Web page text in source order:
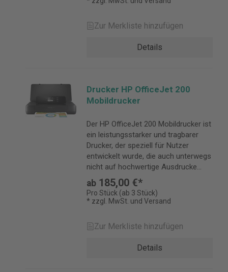
Zur Merkliste hinzufügen
Details
Drucker HP OfficeJet 200
Mobildrucker
Der HP OfficeJet 200 Mobildrucker ist
ein leistungsstarker und tragbarer
Drucker, der speziell für Nutzer
entwickelt wurde, die auch unterwegs
nicht auf hochwertige Ausdrucke
verzichten möchten.
ab 185,00 €*
Pro Stück (ab 3 Stück)
* zzgl. MwSt. und Versand
Zur Merkliste hinzufügen
Details